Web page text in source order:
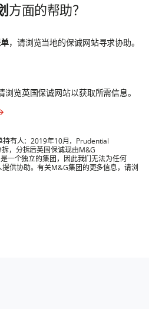
方面的帮助？
，请浏览当地的保诚网站寻求协助。
浏览英国保诚网站以获取所需信息。
有人：2019年10月，Prudential
，分拆后英国保诚现由M&G
一个独立的集团，因此我们无法为任何
供协助。有关M&G集团的更多信息，请浏